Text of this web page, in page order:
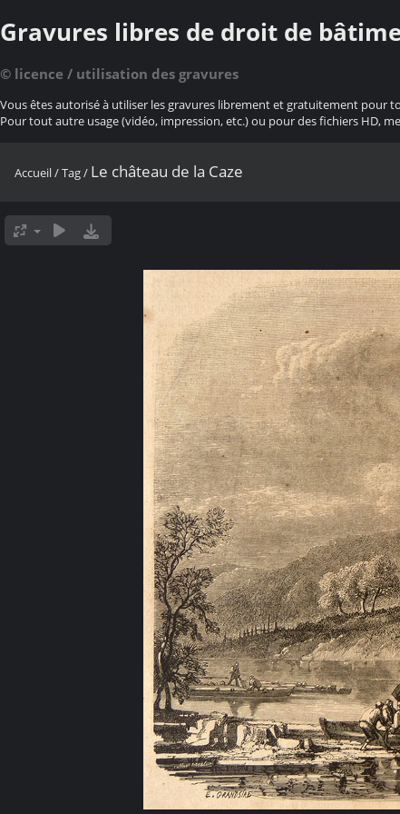
Gravures libres de droit de
© licence / utilisation des gravures
Vous êtes autorisé à utiliser les gravures librement et gratuitement
Pour tout autre usage (vidéo, impression, etc.) ou pour des fichiers HD,
Accueil/Tag/ Le château de la Caze